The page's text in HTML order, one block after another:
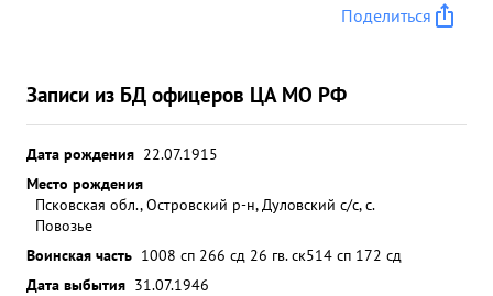
Поделиться
Записи из БД офицеров ЦА МО РФ
Дата рождения 22.07.1915
Место рождения
Псковская обл., Островский р-н, Дуловский с/с, с.
Повозье
Воинская часть 1008 сп 266 сд 26 гв. ск514 сп 172 сд
Дата выбытия 31.07.1946